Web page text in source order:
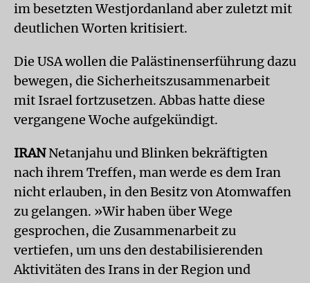
im besetzten Westjordanland aber zuletzt mit
deutlichen Worten kritisiert.
Die USA wollen die Palästinenserführung dazu
bewegen, die Sicherheitszusammenarbeit
mit Israel fortzusetzen. Abbas hatte diese
vergangene Woche aufgekündigt.
IRANNetanjahu und Blinken bekräftigten
nach ihrem Treffen, man werde es dem Iran
nicht erlauben, in den Besitz von Atomwaffen
zu gelangen. »Wir haben über Wege
gesprochen, die Zusammenarbeit zu
vertiefen, um uns den destabilisierenden
Aktivitäten des Irans in der Region und